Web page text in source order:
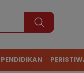
PENDIDIKAN